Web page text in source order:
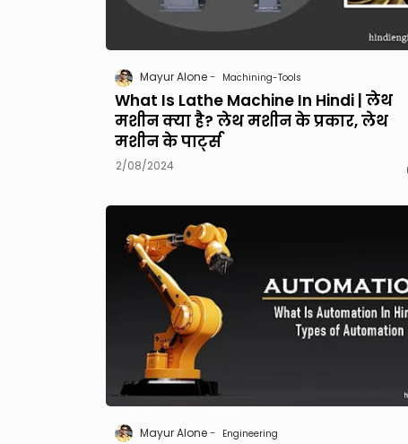
Mayur Alone Machining-Tools
What Is Lathe Machine In Hindi | लेथ
मशीन क्या है? लेथ मशीन के प्रकार, लेथ
मशीन के पार्ट्स
2/08/2024
Mayur Alone Engineering